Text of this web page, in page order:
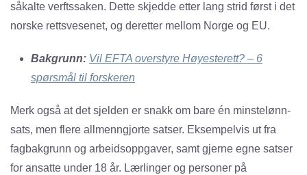
såkalte verftssaken. Dette skjedde etter lang strid først i det
norske rettsvesenet, og deretter mellom Norge og EU.
Bakgrunn: Vil EFTA overstyre Høyesterett? – 6
spørsmål til forskeren
Merk også at det sjelden er snakk om bare én minstelønn-
sats, men flere allmenngjorte satser. Eksempelvis ut fra
fagbakgrunn og arbeidsoppgaver, samt gjerne egne satser
for ansatte under 18 år. Lærlinger og personer på